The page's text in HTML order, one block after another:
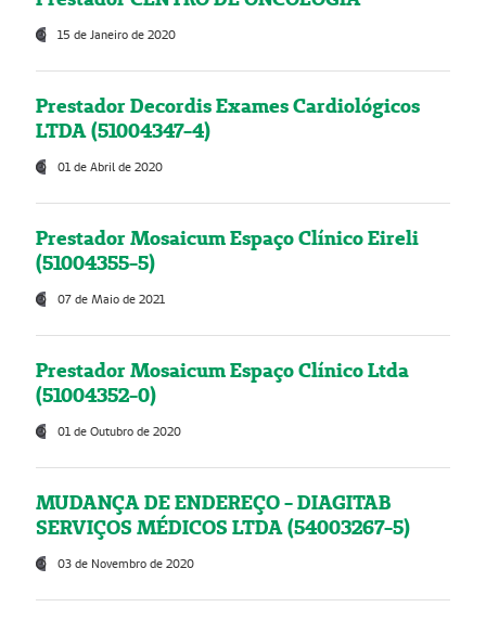
15 de Janeiro de 2020
Prestador Decordis Exames Cardiológicos
LTDA (51004347-4)
01 de Abril de 2020
Prestador Mosaicum Espaço Clínico Eireli
(51004355-5)
07 de Maio de 2021
Prestador Mosaicum Espaço Clínico Ltda
(51004352-0)
01 de Outubro de 2020
MUDANÇA DE ENDEREÇO - DIAGITAB
SERVIÇOS MÉDICOS LTDA (54003267-5)
03 de Novembro de 2020